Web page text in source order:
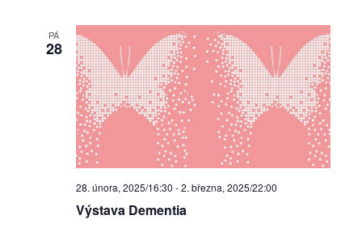
PÁ
28
Výstava Dementia
28. února, 2025/16:30 -2. března, 2025/22:00